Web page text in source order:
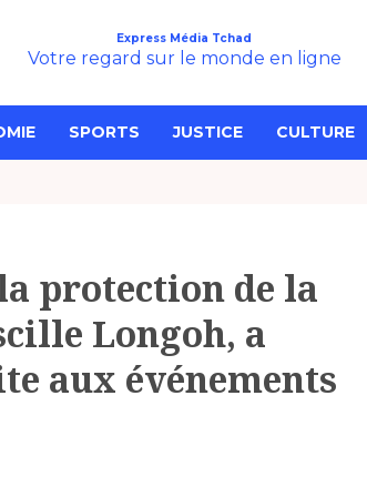
Express Média Tchad
Votre regard sur le monde en ligne
SPORTS JUSTICE CULTURE
protection de la
Longoh, a
aux événements